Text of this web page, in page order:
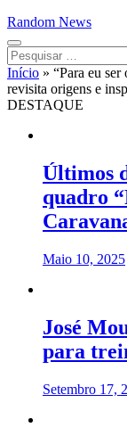
Random News
Pesquisar
por:
Início » “Para eu
revisita origens e
DESTAQUE
Últimos
quadro
Maio 10, 2025
José
para
Setembro 17,